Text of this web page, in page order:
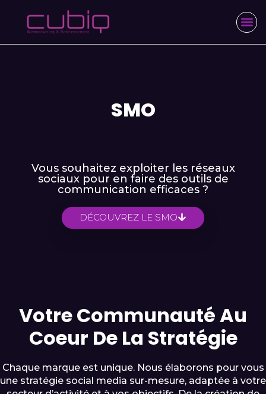
SMO
Vous souhaitez exploiter les réseaux
sociaux pour en faire des outils de
communication efficaces ?
DÉCOUVREZ LE SMO
Votre Communauté Au
Coeur De La Stratégie
Chaque marque est unique. Nous élaborons pour vous
une stratégie social media sur-mesure, adaptée à votre